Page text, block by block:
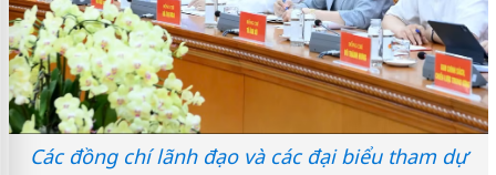
Các đồng chí lãnh đạo và các đại biểu tham dự